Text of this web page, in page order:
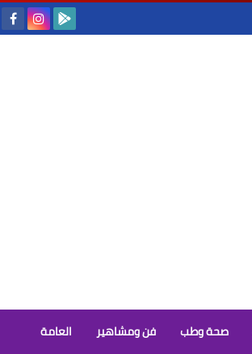
صحة وطب فن ومشاهير العامة